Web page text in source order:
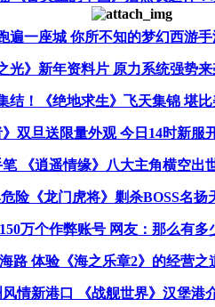
遍一座城 你所不知的梦幻西游
光》新年资料片 原力系统强势
结！《绝地求生》飞天集锦 堪
》双旦送限量外观 今日14时新服
笔 《逍遥情缘》八大主角横空出
险《龙门虎将》剿杀BOSS名扬
万个作弊账号 网友：那么有
路 体验《海之乐章2》的经营之
情新港口 《战舰世界》汉堡港